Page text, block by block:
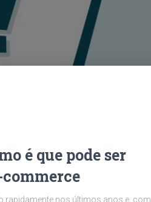
é que pode ser
rapidamente nos últimos anos e, com